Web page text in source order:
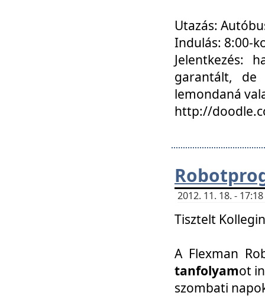
Utazás:
Indulás: 8:00-
Jelentkezés:
garantált, de
lemondaná
http://
2012. 11. 18. -
Tisztelt
A Flexman
tanfolyamot
szombati